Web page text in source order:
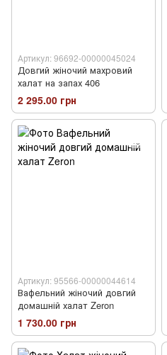
Артикул: 96692-00000045024
Довгий жіночий махровий
халат на запах 406
2 295.00 грн
Артикул: 95566-00000044614
Вафельний жіночий довгий
домашній халат Zeron
1 730.00 грн